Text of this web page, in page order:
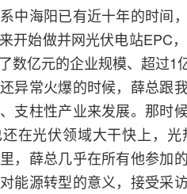
海阳已有近十年的时间
开始做并网光伏电站EPC
数亿元的企业规模、超过
异常火爆的时候，薛总跟
支柱性产业来发展。那时
在光伏领域大干快上，
，薛总几乎在所有他参加
能源转型的意义，接受采